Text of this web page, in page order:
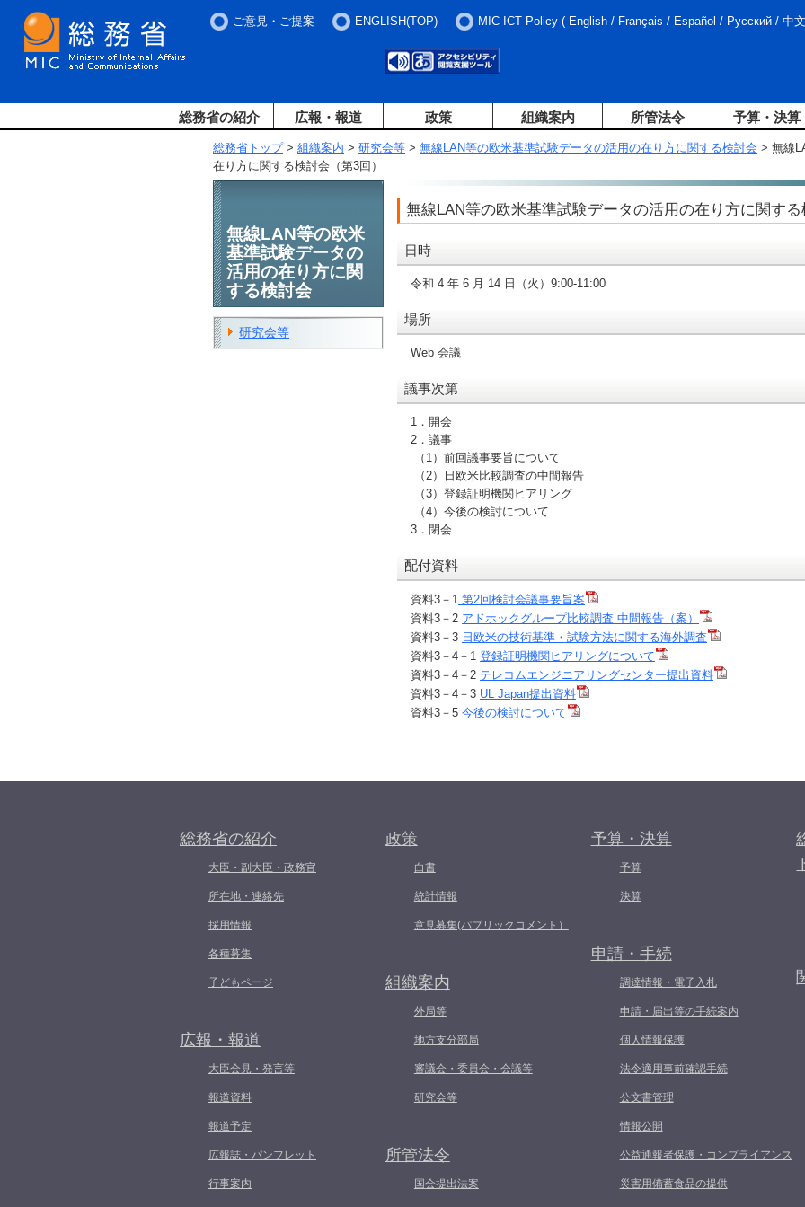
ご意見・ご提案 ENGLISH(TOP) MIC ICT Policy ( English / Français / Español / Русский / 中文
総務省の紹介 広報・報道 政策 組織案内 所管法令 予算・決算
総務省トップ> 組織案内 > 研究会等 > 無線LAN等の欧米基準試験データの活用の在り方に関する検討会 > 無線
在り方に関する検討会（第3回）
無線LAN等の欧米基準試験データの活用の在り方に関する
日時
令和 4 年 6 月 14 日（火）9:00-11:00
場所
Web 会議
議事次第
1．開会
2．議事
（1）前回議事要旨について
（2）日欧米比較調査の中間報告
（3）登録証明機関ヒアリング
（4）今後の検討について
3．閉会
配付資料
資料3－1 第2回検討会議事要旨案
資料3－2 アドホックグループ比較調査 中間報告（案）
資料3－3 日欧米の技術基準・試験方法に関する海外調査
資料3－4－1 登録証明機関ヒアリングについて
資料3－4－2 テレコムエンジニアリングセンター提出資料
資料3－4－3 UL Japan提出資料
資料3－5 今後の検討について
無線LAN等の欧米
基準試験データの
活用の在り方に関
する検討会
研究会等
総務省の紹介
大臣・副大臣・政務官
所在地・連絡先
採用情報
各種募集
子どもページ
広報・報道
大臣会見・発言等
報道資料
報道予定
広報誌・パンフレット
行事案内
政策
白書
統計情報
意見募集(パブリックコメント）
組織案内
外局等
地方支分部局
審議会・委員会・会議等
研究会等
所管法令
国会提出法案
予算・決算
予算
決算
申請・手続
調達情報・電子入札
申請・届出等の手続案内
個人情報保護
法令適用事前確認手続
公文書管理
情報公開
公益通報者保護・コンプライアンス
災害用備蓄食品の提供